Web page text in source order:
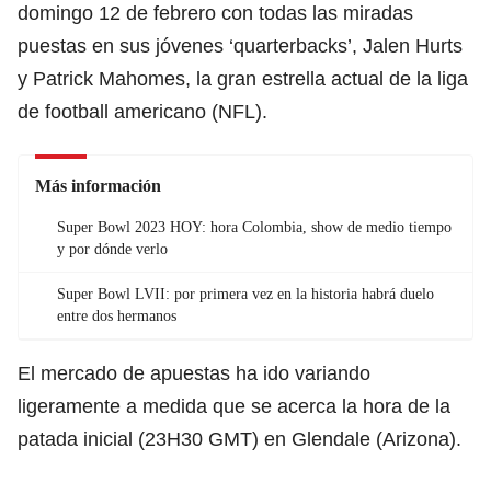
domingo 12 de febrero con todas las miradas
puestas en sus jóvenes ‘quarterbacks’, Jalen Hurts
y Patrick Mahomes, la gran estrella actual de la liga
de football americano (NFL).
Más información
Super Bowl 2023 HOY: hora Colombia, show de medio tiempo
y por dónde verlo
Super Bowl LVII: por primera vez en la historia habrá duelo
entre dos hermanos
El mercado de apuestas ha ido variando
ligeramente a medida que se acerca la hora de la
patada inicial (23H30 GMT) en Glendale (Arizona).